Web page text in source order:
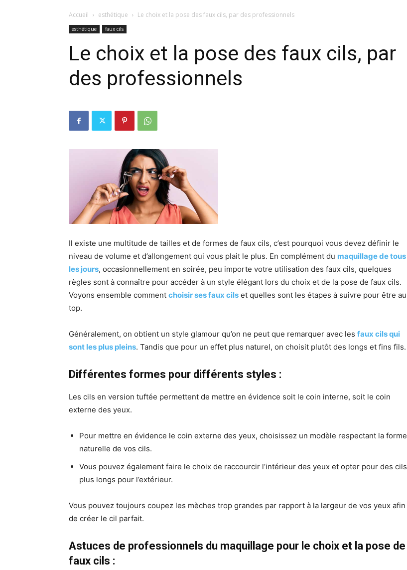
Accueil esthétique Le choix et la pose des faux cils, par des professionnels
esthétique faux cils
Le choix et la pose des faux cils, par
des professionnels
Il existe une multitude de tailles et de formes de faux cils, c’est pourquoi vous devez définir le
niveau de volume et d’allongement qui vous plait le plus. En complément du maquillage de tous
les jours, occasionnellement en soirée, peu importe votre utilisation des faux cils, quelques
règles sont à connaître pour accéder à un style élégant lors du choix et de la pose de faux cils.
Voyons ensemble comment choisir ses faux cils et quelles sont les étapes à suivre pour être au
top.
Généralement, on obtient un style glamour qu’on ne peut que remarquer avec les faux cils qui
sont les plus pleins. Tandis que pour un effet plus naturel, on choisit plutôt des longs et fins fils.
Différentes formes pour différents styles :
Les cils en version tuftée permettent de mettre en évidence soit le coin interne, soit le coin
externe des yeux.
Pour mettre en évidence le coin externe des yeux, choisissez un modèle respectant la forme
naturelle de vos cils.
Vous pouvez également faire le choix de raccourcir l’intérieur des yeux et opter pour des cils
plus longs pour l’extérieur.
Vous pouvez toujours coupez les mèches trop grandes par rapport à la largeur de vos yeux afin
de créer le cil parfait.
Astuces de professionnels du maquillage pour le choix et la pose de
faux cils :